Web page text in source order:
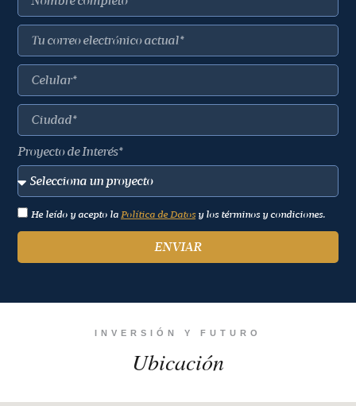
Proyecto de Interés*
He leído y acepto la Política de Datos y los términos y condiciones.
ENVIAR
INVERSIÓN Y FUTURO
Ubicación